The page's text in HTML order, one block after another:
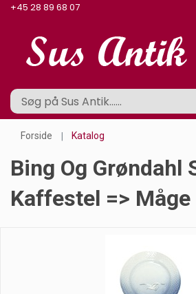
+45 28 89 68 07
Forside Katalog
Bing Og Grøndahl
Kaffestel => Måge